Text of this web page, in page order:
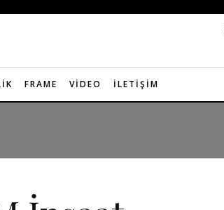
FRAME VIDEO İLETIŞIM